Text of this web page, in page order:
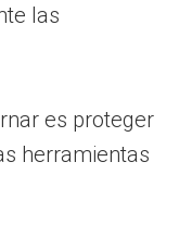
las
es proteger
herramientas